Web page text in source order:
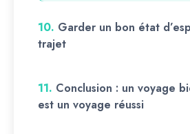
10. Garder un bon état
trajet
11. Conclusion : un voyage
est un voyage réussi